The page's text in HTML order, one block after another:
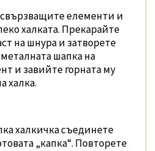
елементи и
халката. Прекарайте
на шнура и затворете
шапка на
и завийте горната му
халка.
халкичка съединете
„капка“. Повторете